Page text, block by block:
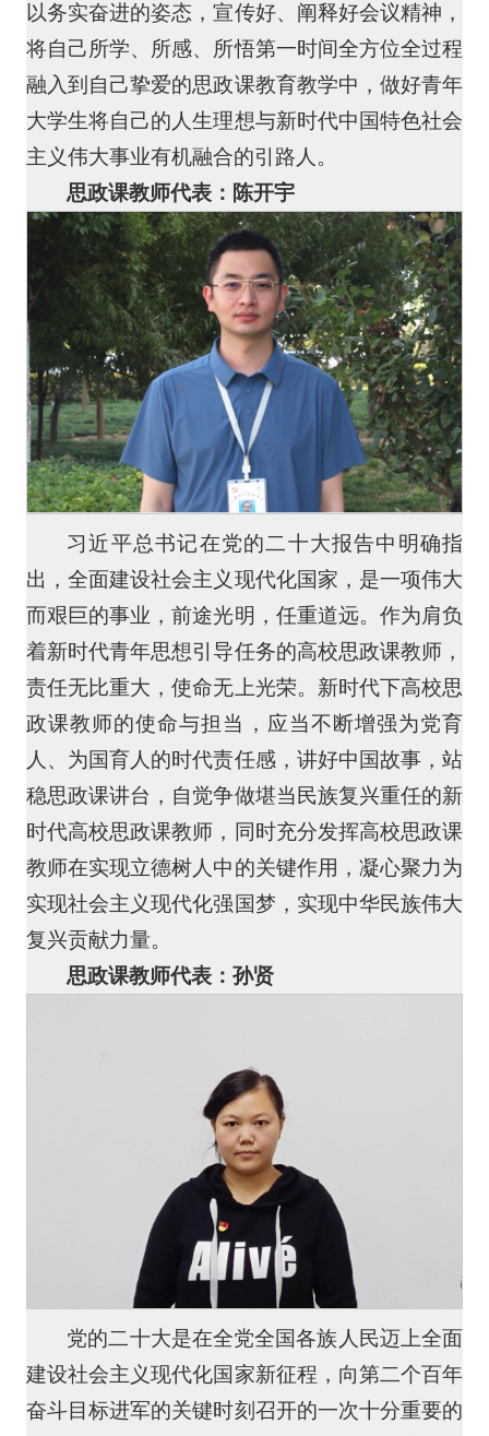
以务实奋进的姿态，宣传好、阐释好会议精神，
将自己所学、所感、所悟第一时间全方位全过程
融入到自己挚爱的思政课教育教学中，做好青年
大学生将自己的人生理想与新时代中国特色社会
主义伟大事业有机融合的引路人。
思政课教师代表： 陈开宇
习近平总书记在党的二十大报告中明确指
出，全面建设社会主义现代化国家，是一项伟大
而艰巨的事业，前途光明，任重道远。作为肩负
着新时代青年思想引导任务的高校思政课教师，
责任无比重大，使命无上光荣。新时代下高校思
政课教师的使命与担当，应当不断增强为党育
人、为国育人的时代责任感，讲好中国故事，站
稳思政课讲台，自觉争做堪当民族复兴重任的新
时代高校思政课教师，同时充分发挥高校思政课
教师在实现立德树人中的关键作用，凝心聚力为
实现社会主义现代化强国梦，实现中华民族伟大
复兴贡献力量。
思政课教师代表：孙贤
党的二十大是在全党全国各族人民迈上全面
建设社会主义现代化国家新征程，向第二个百年
奋斗目标进军的关键时刻召开的一次十分重要的